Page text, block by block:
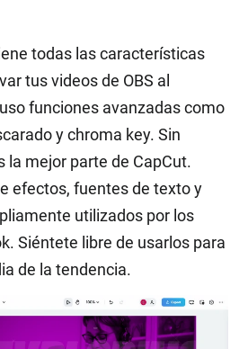
todas las características
tus videos de OBS al
funciones avanzadas como
y chroma key. Sin
la mejor parte de CapCut.
efectos, fuentes de texto y
utilizados por los
Siéntete libre de usarlos para
de la tendencia.